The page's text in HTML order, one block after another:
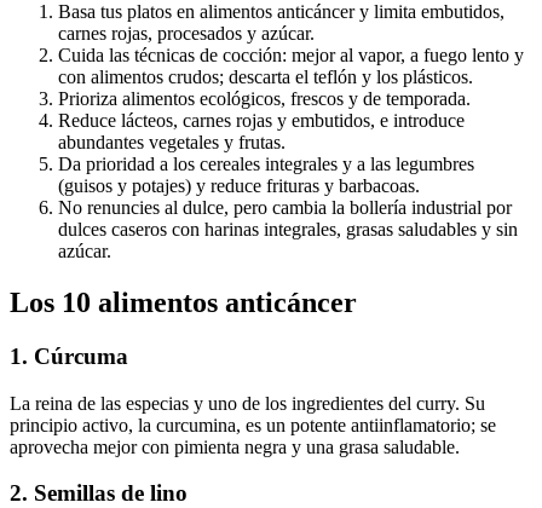
Basa tus platos en alimentos anticáncer y limita embutidos,
carnes rojas, procesados y azúcar.
Cuida las técnicas de cocción: mejor al vapor, a fuego lento y
con alimentos crudos; descarta el teflón y los plásticos.
Prioriza alimentos ecológicos, frescos y de temporada.
Reduce lácteos, carnes rojas y embutidos, e introduce
abundantes vegetales y frutas.
Da prioridad a los cereales integrales y a las legumbres
(guisos y potajes) y reduce frituras y barbacoas.
No renuncies al dulce, pero cambia la bollería industrial por
dulces caseros con harinas integrales, grasas saludables y sin
azúcar.
Los 10 alimentos anticáncer
1. Cúrcuma
La reina de las especias y uno de los ingredientes del curry. Su
principio activo, la curcumina, es un potente antiinflamatorio; se
aprovecha mejor con pimienta negra y una grasa saludable.
2. Semillas de lino